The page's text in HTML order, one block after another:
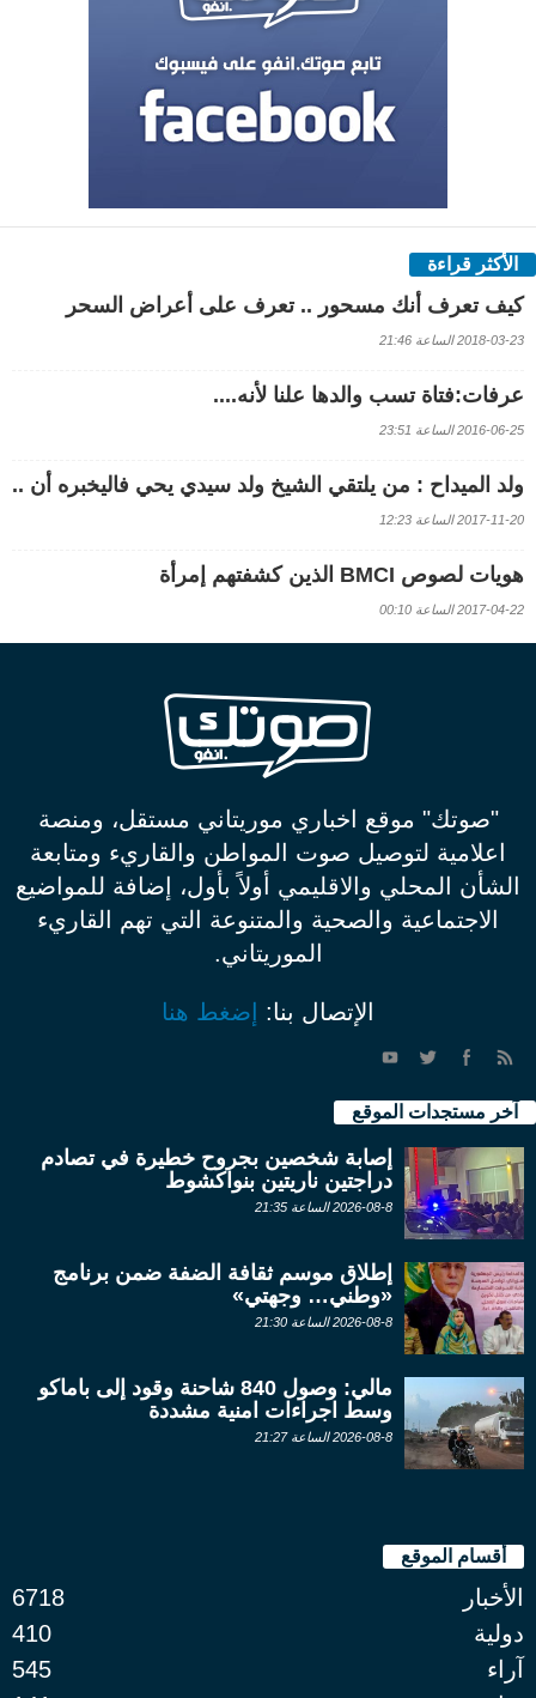
الأكثر قراءة
كيف تعرف أنك مسحور .. تعرف على أعراض السحر
2018-03-23 الساعة 21:46
عرفات:فتاة تسب والدها علنا لأنه....
2016-06-25 الساعة 23:51
ولد الميداح : من يلتقي الشيخ ولد سيدي يحي فاليخبره أن ..
2017-11-20 الساعة 12:23
هويات لصوص BMCI الذين كشفتهم إمرأة
2017-04-22 الساعة 00:10
"صوتك" موقع اخباري موريتاني مستقل، ومنصة
اعلامية لتوصيل صوت المواطن والقاريء ومتابعة
الشأن المحلي والاقليمي أولاً بأول، إضافة للمواضيع
الاجتماعية والصحية والمتنوعة التي تهم القاريء
الموريتاني.
الإتصال بنا: إضغط هنا
آخر مستجدات الموقع
إصابة شخصين بجروح خطيرة في تصادم
دراجتين ناريتين بنواكشوط
2026-08-8 الساعة 21:35
إطلاق موسم ثقافة الضفة ضمن برنامج
«وطني… وجهتي»
2026-08-8 الساعة 21:30
مالي: وصول 840 شاحنة وقود إلى باماكو
وسط اجراءات امنية مشددة
2026-08-8 الساعة 21:27
أقسام الموقع
الأخبار
6718
دولية
410
آراء
545